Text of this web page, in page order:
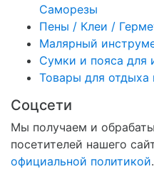
Саморезы
Пены / Клеи /
Малярный
Сумки и пояса для
Товары для отдыха
Соцсети
Мы получаем и
посетителей нашего
официальной политикой